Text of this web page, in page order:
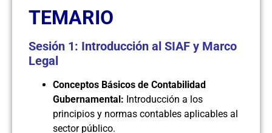
TEMARIO
Sesión 1: Introducción al SIAF y Marco
Legal
Conceptos Básicos de Contabilidad
Gubernamental: Introducción a los
principios y normas contables aplicables al
sector público.